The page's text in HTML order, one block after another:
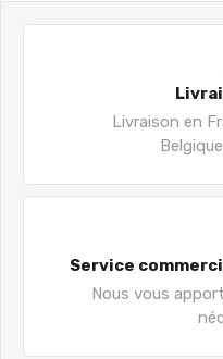
Livraison en
Service
Nous vous